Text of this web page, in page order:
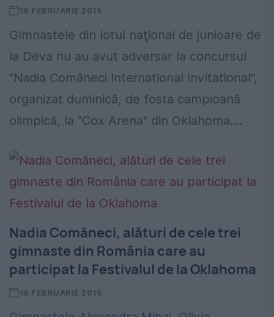
16 FEBRUARIE 2015
Gimnastele din lotul naţional de junioare de
la Deva nu au avut adversar la concursul
"Nadia Comăneci International Invitational",
organizat duminică, de fosta campioană
olimpică, la "Cox Arena" din Oklahoma....
Nadia Comăneci, alături de cele trei
gimnaste din România care au
participat la Festivalul de la Oklahoma
16 FEBRUARIE 2015